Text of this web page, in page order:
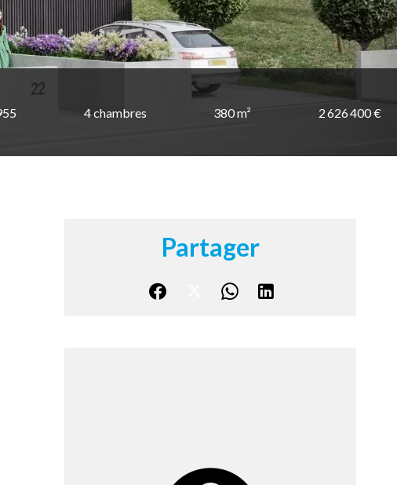
4 chambres 380 m² 2 626 400 €
Partager